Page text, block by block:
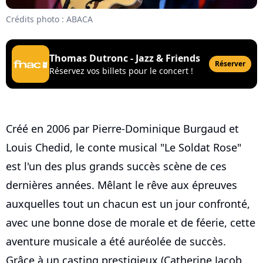
Crédits photo : ABACA
Thomas Dutronc - Jazz & Friends
Réservez vos billets pour le concert !
Réserver
Créé en 2006 par Pierre-Dominique Burgaud et
Louis Chedid, le conte musical "Le Soldat Rose"
est l'un des plus grands succès scène de ces
dernières années. Mêlant le rêve aux épreuves
auxquelles tout un chacun est un jour confronté,
avec une bonne dose de morale et de féerie, cette
aventure musicale a été auréolée de succès.
Grâce à un casting prestigieux (Catherine Jacob,